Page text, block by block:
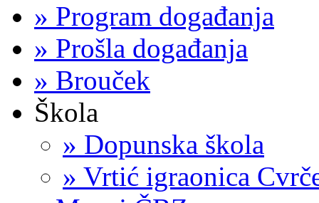
» Program događanja
» Prošla događanja
» Brouček
Škola
» Dopunska škola
» Vrtić igraonica